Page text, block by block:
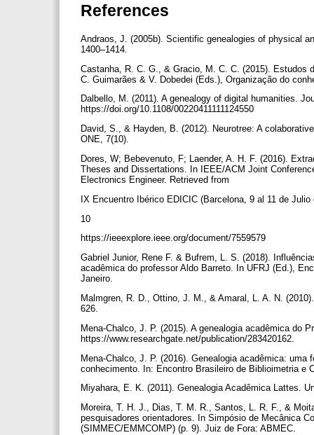
References
Andraos, J. (2005b). Scientific genealogies of physical
1400–1414.
Castanha, R. C. G., & Gracio, M. C. C. (2015). Estudos
C. Guimarães & V. Dobedei (Eds.), Organização do
Dalbello, M. (2011). A genealogy of digital humanities.
https://doi.org/10.1108/00220411111124550
David, S., & Hayden, B. (2012). Neurotree: A
ONE, 7(10).
Dores, W; Bebevenuto, F; Laender, A. H. F. (2016).
Theses and Dissertations. In IEEE/ACM Joint
Electronics Engineer. Retrieved from
IX Encuentro Ibérico EDICIC (Barcelona, 9 al 11 de
10
https://ieeexplore.ieee.org/document/7559579
Gabriel Junior, Rene F. & Bufrem, L. S. (2018).
acadêmica do professor Aldo Barreto. In UFRJ (Ed.),
Janeiro.
Malmgren, R. D., Ottino, J. M., & Amaral, L. A. N.
626.
Mena-Chalco, J. P. (2015). A genealogia acadêmica do
https://www.researchgate.net/publication/283420162.
Mena-Chalco, J. P. (2016). Genealogia acadêmica:
conhecimento. In: Encontro Brasileiro de Biblioimetria e
Miyahara, E. K. (2011). Genealogia Acadêmica Lattes.
Moreira, T. H. J., Dias, T. M. R., Santos, L. R. F., &
pesquisadores orientadores. In Simpósio de Mecânica
(SIMMEC/EMMCOMP) (p. 9). Juiz de Fora: ABMEC.